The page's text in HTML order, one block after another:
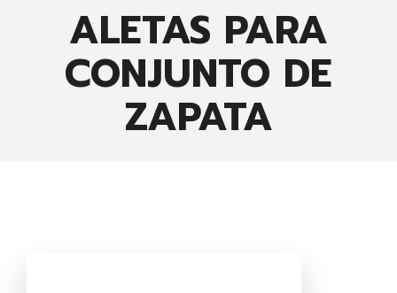
ALETAS PARA
CONJUNTO DE
ZAPATA